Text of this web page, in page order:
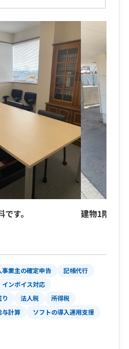
す。 建物1階の
事業主の確定申告
記帳代行
インボイス対応
法人税
所得税
与計算 ソフトの導入運用支援